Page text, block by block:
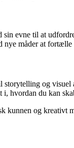
evne til at
nye måder at fortælle
og
hvordan du kan
og kreativt